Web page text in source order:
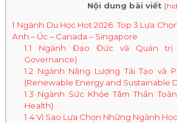
Nội dung bài viết [
1 Ngành Du Học Hot 2026: Top 3 Lựa
Anh – Úc – Canada – Singapore
1.1
Ngành Đạo Đức và Quản trị
Governance)
1.2Ngành Năng Lượng Tái Tạo và
(Renewable Energy and Sustainable
1.3 Ngành Sức Khỏe Tâm Thần
Health)
1.4Vì Sao Lựa Chọn Những Ngành Học